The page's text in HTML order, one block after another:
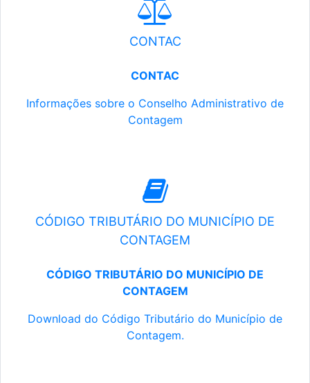
CONTAC
CONTAC
Informações sobre o Conselho Administrativo de
Contagem
CÓDIGO TRIBUTÁRIO DO MUNICÍPIO DE
CONTAGEM
CÓDIGO TRIBUTÁRIO DO MUNICÍPIO DE
CONTAGEM
Download do Código Tributário do Município de
Contagem.